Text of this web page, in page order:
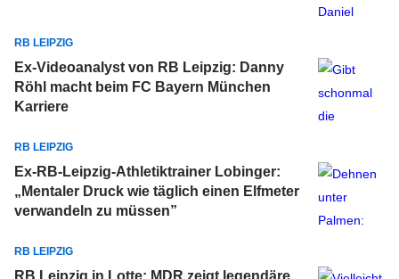
RB LEIPZIG
Ex-Videoanalyst von RB Leipzig: Danny
Röhl macht beim FC Bayern München
Karriere
RB LEIPZIG
Ex-RB-Leipzig-Athletiktrainer Lobinger:
„Mentaler Druck wie täglich einen Elfmeter
verwandeln zu müssen”
RB LEIPZIG
RB Leipzig in Lotte: MDR zeigt legendäre